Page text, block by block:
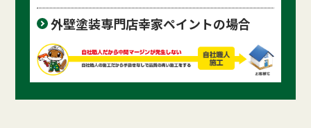
外壁塗装専門店幸家ペイントの場合